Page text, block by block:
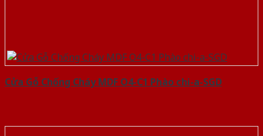
Cửa Gỗ Chống Cháy MDF O4-C1 Phào chi-a-SGD